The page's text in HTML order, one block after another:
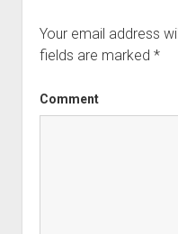
Your email address
fields are marked *
Comment